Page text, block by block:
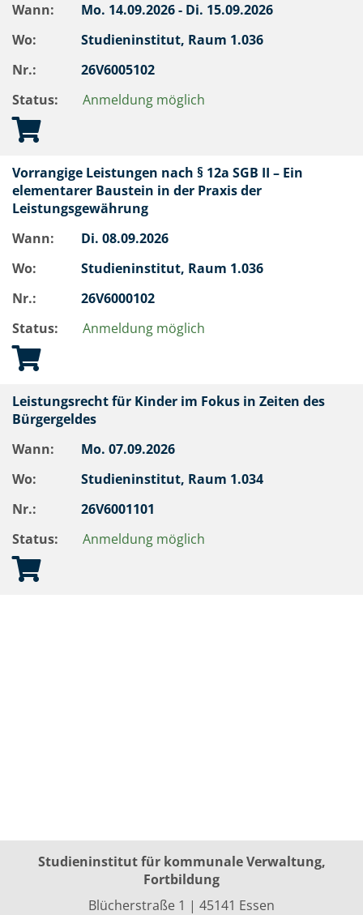
Wann:
Mo. 14.09.2026 - Di. 15.09.2026
Wo:
Studieninstitut, Raum 1.036
Nr.:
26V6005102
Status:
Anmeldung möglich
Vorrangige Leistungen nach § 12a SGB II – Ein
elementarer Baustein in der Praxis der
Leistungsgewährung
Wann:
Di. 08.09.2026
Wo:
Studieninstitut, Raum 1.036
Nr.:
26V6000102
Status:
Anmeldung möglich
Leistungsrecht für Kinder im Fokus in Zeiten des
Bürgergeldes
Wann:
Mo. 07.09.2026
Wo:
Studieninstitut, Raum 1.034
Nr.:
26V6001101
Status:
Anmeldung möglich
Studieninstitut für kommunale Verwaltung,
Fortbildung
Blücherstraße 1 | 45141 Essen